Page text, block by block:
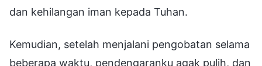
dan kehilangan iman kepada Tuhan.
Kemudian, setelah menjalani pengobatan selama
beberapa waktu, pendengaranku agak pulih, dan